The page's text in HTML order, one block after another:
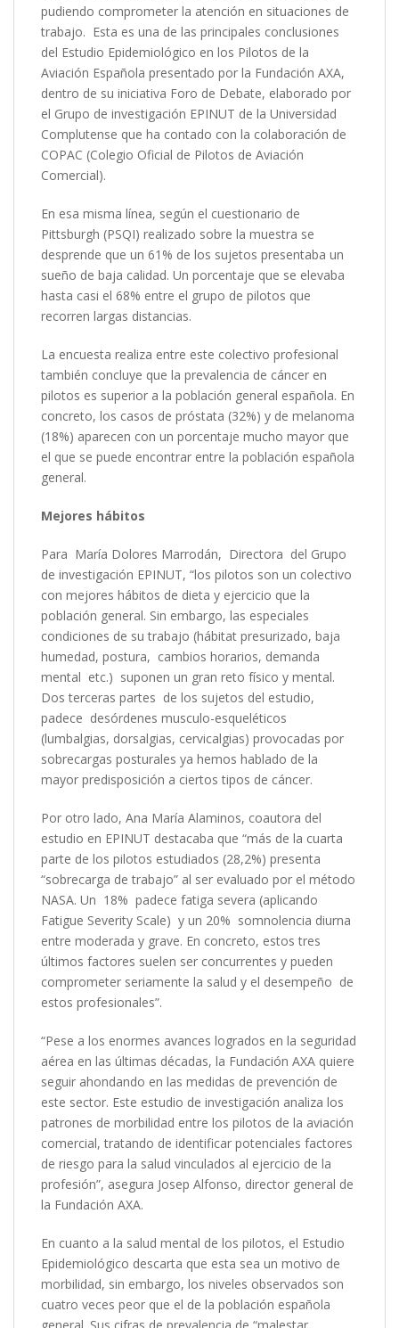
pudiendo comprometer la atención en situaciones de
trabajo. Esta es una de las principales conclusiones
del Estudio Epidemiológico en los Pilotos de la
Aviación Española presentado por la Fundación AXA,
dentro de su iniciativa Foro de Debate, elaborado por
el Grupo de investigación EPINUT de la Universidad
Complutense que ha contado con la colaboración de
COPAC (Colegio Oficial de Pilotos de Aviación
Comercial).
En esa misma línea, según el cuestionario de
Pittsburgh (PSQI) realizado sobre la muestra se
desprende que un 61% de los sujetos presentaba un
sueño de baja calidad. Un porcentaje que se elevaba
hasta casi el 68% entre el grupo de pilotos que
recorren largas distancias.
La encuesta realiza entre este colectivo profesional
también concluye que la prevalencia de cáncer en
pilotos es superior a la población general española. En
concreto, los casos de próstata (32%) y de melanoma
(18%) aparecen con un porcentaje mucho mayor que
el que se puede encontrar entre la población española
general.
Mejores hábitos
Para María Dolores Marrodán, Directora del Grupo
de investigación EPINUT, “los pilotos son un colectivo
con mejores hábitos de dieta y ejercicio que la
población general. Sin embargo, las especiales
condiciones de su trabajo (hábitat presurizado, baja
humedad, postura, cambios horarios, demanda
mental etc.) suponen un gran reto físico y mental.
Dos terceras partes de los sujetos del estudio,
padece desórdenes musculo-esqueléticos
(lumbalgias, dorsalgias, cervicalgias) provocadas por
sobrecargas posturales ya hemos hablado de la
mayor predisposición a ciertos tipos de cáncer.
Por otro lado, Ana María Alaminos, coautora del
estudio en EPINUT destacaba que “más de la cuarta
parte de los pilotos estudiados (28,2%) presenta
“sobrecarga de trabajo” al ser evaluado por el método
NASA. Un 18% padece fatiga severa (aplicando
Fatigue Severity Scale) y un 20% somnolencia diurna
entre moderada y grave. En concreto, estos tres
últimos factores suelen ser concurrentes y pueden
comprometer seriamente la salud y el desempeño de
estos profesionales”.
“Pese a los enormes avances logrados en la seguridad
aérea en las últimas décadas, la Fundación AXA quiere
seguir ahondando en las medidas de prevención de
este sector. Este estudio de investigación analiza los
patrones de morbilidad entre los pilotos de la aviación
comercial, tratando de identificar potenciales factores
de riesgo para la salud vinculados al ejercicio de la
profesión”, asegura Josep Alfonso, director general de
la Fundación AXA.
En cuanto a la salud mental de los pilotos, el Estudio
Epidemiológico descarta que esta sea un motivo de
morbilidad, sin embargo, los niveles observados son
cuatro veces peor que el de la población española